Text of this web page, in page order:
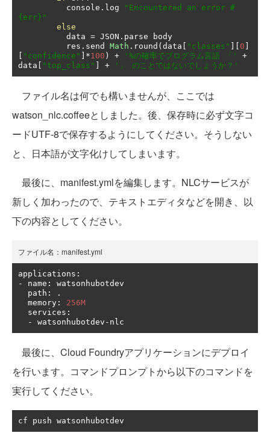
          console
. log
"Encountered an error #
{err}"
else
          data
= JSON . parse body
          res
. send Math . round ( data "classes" 0
"confidence" ]*100 ) + '%の確率でプログラム言語 「'
+
data
"top_class" + '」 のことではないでしょうか？'
ファイル名は何でも構いませんが、ここでは
watson_nlc.coffeeとしました。後、保存時に必ず文字コ
ードUTF-8で保存するようにしてください。そうしない
と、日本語が文字化けしてしまいます。
最後に、manifest.ymlを編集します。NLCサービスが
新しく加わったので、テキストエディタなどを開き、以
下の内容としてください。
ファイル名：manifest.yml
applications :
-
name :
watsonhubotdev
  path
:
.
  memory
:
256M
  services
:
-
watsonhubotdev - nlc
最後に、Cloud Foundryアプリケーションにデプロイ
を行います。コマンドプロンプトから以下のコマンドを
実行してください。
cf push watsonhubotdev